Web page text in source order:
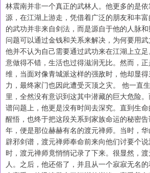
林震南并非一个真正的武林人。他更多的是
源，在江湖上游走，凭借着广泛的朋友和丰
的武功并非来自剑法，而是源自于他的人脉
问题可以通过金钱和关系来解决，为何要用
他并不认为自己需要通过武功来在江湖上立
意做得不错，生活也过得滋润无比。然而，
维，当面对像青城派这样的强敌时，他却显
力，最终家门也因此遭受灭顶之灾。 他一直
里，全然没有意识到这其中潜藏的巨大危险
谱问题上，他更是没有时间去深究。直到生
醒悟，也终于把这段关系到家族命运的秘密
年，便是那位赫赫有名的渡元禅师。当时，
辟邪剑谱，渡元禅师奉命前来向他们讨要个
时，渡元禅师竟悄悄记录了下来。很显然，
人。之后，他还俗了，并且从一个寂寂无名